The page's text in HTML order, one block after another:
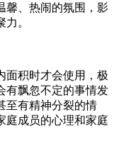
馨、热闹的氛围，影
。
面积时才会使用，极
有飘忽不定的事情发
至有精神分裂的情
庭成员的心理和家庭